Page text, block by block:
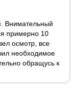
Внимательный
примерно 10
осмотр, все
необходимое
обращусь к